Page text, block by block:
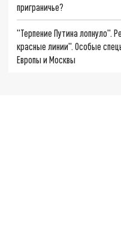
приграничье?
"Терпение Путина лопнуло".
красные линии". Особые
Европы и Москвы